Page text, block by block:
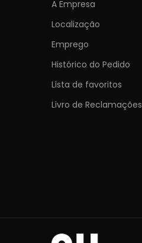
A Empresa
Localização
Emprego
Histórico do Pedido
Lista de favoritos
Livro de Reclamações